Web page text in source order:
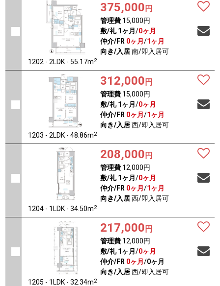
1202 - 2LDK - 55.17m2
375,000 円
管理費15,000円
敷/礼 1ヶ月 /0ヶ月
仲介/FR 0ヶ月 /1ヶ月
向き/入居南/即入居可
1203 - 2LDK - 48.86m2
312,000 円
管理費15,000円
敷/礼 1ヶ月 /0ヶ月
仲介/FR 0ヶ月 /1ヶ月
向き/入居西/即入居可
1204 - 1LDK - 34.50m2
208,000 円
管理費12,000円
敷/礼 1ヶ月 /0ヶ月
仲介/FR 0ヶ月 /1ヶ月
向き/入居西/即入居可
1205 - 1LDK - 32.34m2
217,000 円
管理費12,000円
敷/礼 1ヶ月 /0ヶ月
仲介/FR 0ヶ月 /0ヶ月
向き/入居西/即入居可